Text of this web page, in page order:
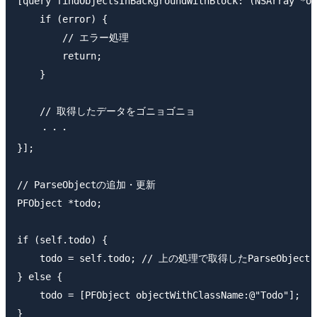
    if (error) {
        // エラー処理
        return;
    }
    // 取得したデータをゴニョゴニョ
    ・・・
}];
// ParseObjectの追加・更新
PFObject *todo;
if (self.todo) {
    todo = self.todo; // 上の処理で取得したParseObject
} else {
    todo = [PFObject objectWithClassName:@"Todo"];
}